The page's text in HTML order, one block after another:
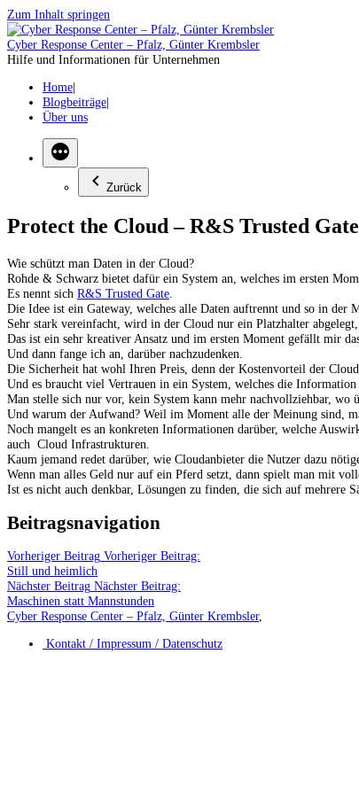
Zum Inhalt springen
Cyber Response Center – Pfalz, Günter Krembsler
Hilfe und Informationen für Unternehmen
Home
Blogbeiträge
Über uns
Zurück
Protect the Cloud – R&S Trusted Gate
Wie schützt man Daten in der Cloud?
Rohde & Schwarz bietet dafür ein System an, welches im ersten
Es nennt sich R&S Trusted Gate
Die Idee ist ein Gateway, welches alle Daten auftrennt und so in der
Sehr stark vereinfacht, wird in der Cloud nur ein Platzhalter
Das ist ein sehr kreativer Ansatz und im ersten Moment gefällt mir
Und dann fange ich an, darüber nachzudenken.
Die Sicherheit hat wohl Ihren Preis, denn der Kostenvorteil der
Und es braucht viel Vertrauen in ein System, welches die
Man stelle sich nur vor, kein System kann mehr nachvollziehbar, wo
Und warum der Aufwand? Weil im Moment alle der Meinung sind,
Noch mangelt es an konkreten Informationen darüber, welche
auch Cloud Infrastrukturen.
Kaum jemand redet darüber, wie Cloudanbieter die Nutzer dazu
Wenn man alles Geld nur auf ein Pferd setzt, dann spielt man mit
Ist es nicht auch denkbar, Lösungen zu finden, die sich auf mehrere
Beitragsnavigation
Vorheriger Beitrag Vorheriger Beitrag:
Still und heimlich
Nächster Beitrag Nächster Beitrag:
Maschinen statt Mannstunden
Cyber Response Center – Pfalz, Günter Krembsler,
Kontakt / Impressum / Datenschutz